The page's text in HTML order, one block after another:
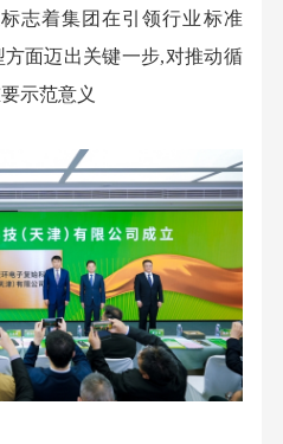
志着集团在引领行业标准
面迈出关键一步,对推动循
示范意义